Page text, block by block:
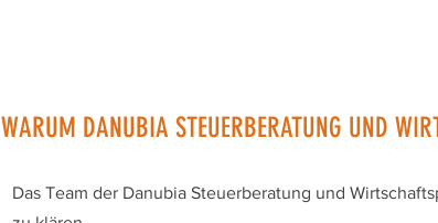
WARUM DANUBIA STEUERBERATUNG UND
Das Team der Danubia Steuerberatung und